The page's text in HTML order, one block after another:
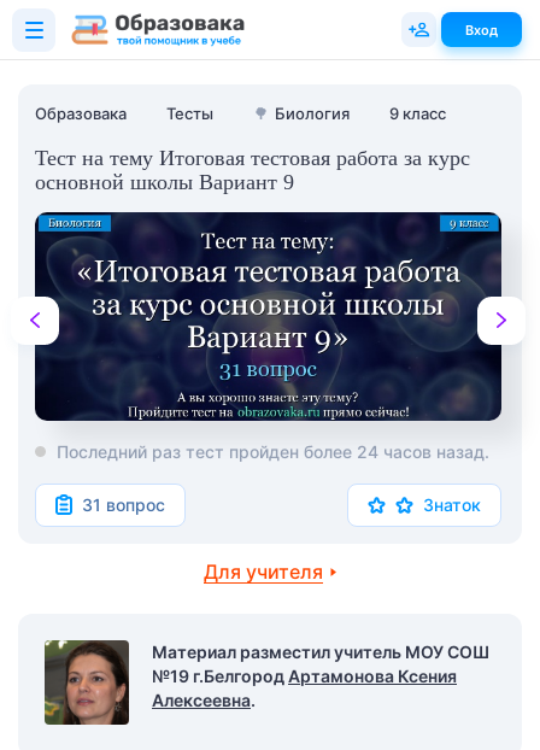
Образовака Тесты 🌳 Биология 9 класс
Тест на тему Итоговая тестовая работа за курс
основной школы Вариант 9
Последний раз тест пройден более 24 часов назад.
31 вопрос Знаток
Для учителя
Материал разместил учитель МОУ СОШ
№19 г.БелгородАртамонова Ксения
Алексеевна.
Вход